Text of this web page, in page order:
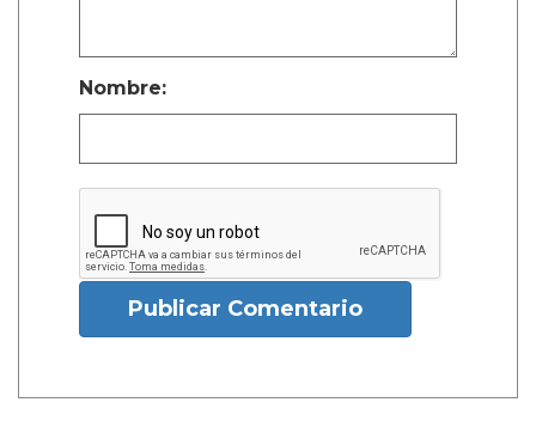
Nombre:
Publicar Comentario